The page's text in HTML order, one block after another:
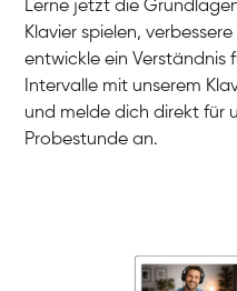
Lerne jetzt die
Klavier spielen,
entwickle ein Verständnis
Intervalle mit unserem
und melde dich direkt für
Probestunde an.